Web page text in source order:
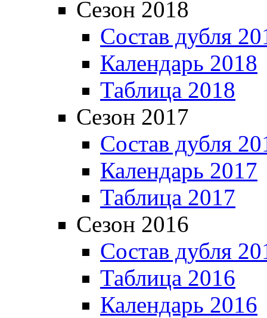
Сезон 2018
Состав дубля
Календарь 2018
Таблица 2018
Сезон 2017
Состав дубля
Календарь 2017
Таблица 2017
Сезон 2016
Состав дубля
Таблица 2016
Календарь 2016